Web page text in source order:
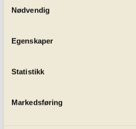
Nødvendig
Egenskaper
Statistikk
Markedsføring
Adagio cantabile e con moto
Allegretto moderato
Allegro con brio e vivace